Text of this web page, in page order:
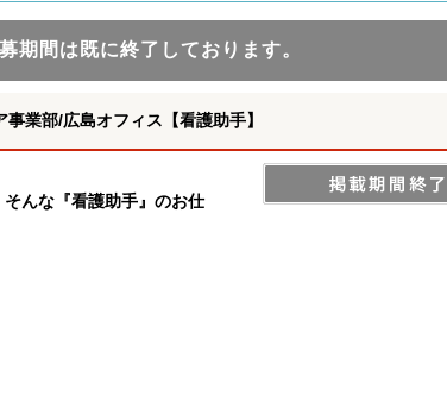
期間は既に終了しております。
業部/広島オフィス【看護助手】
んな『看護助手』のお仕